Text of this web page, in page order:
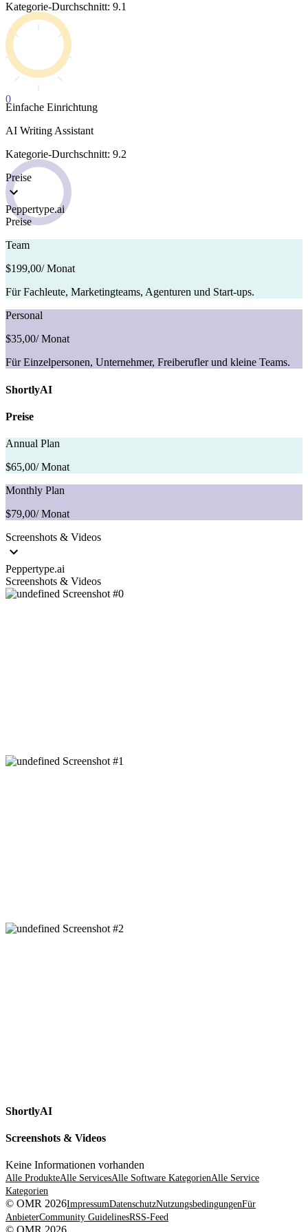
Kategorie-Durchschnitt: 9.1
0
Einfache Einrichtung
AI Writing Assistant
Kategorie-Durchschnitt: 9.2
Preise
Peppertype.ai
Preise
Team
$199,00/ Monat
Für Fachleute, Marketingteams, Agenturen und Start-ups.
Personal
$35,00/ Monat
Für Einzelpersonen, Unternehmer, Freiberufler und kleine Teams.
ShortlyAI
Preise
Annual Plan
$65,00/ Monat
Monthly Plan
$79,00/ Monat
Screenshots & Videos
Peppertype.ai
Screenshots & Videos
ShortlyAI
Screenshots & Videos
Keine Informationen vorhanden
Alle ProdukteAlle ServicesAlle Software KategorienAlle Service
Kategorien
© OMR 2026ImpressumDatenschutzNutzungsbedingungenFür
AnbieterCommunity GuidelinesRSS-Feed
© OMR 2026